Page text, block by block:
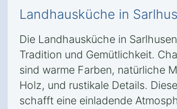
Landhausküche in
Die Landhausküche in
Tradition und Gemütlichkeit.
sind warme Farben, natürliche
Holz, und rustikale Details.
schafft eine einladende